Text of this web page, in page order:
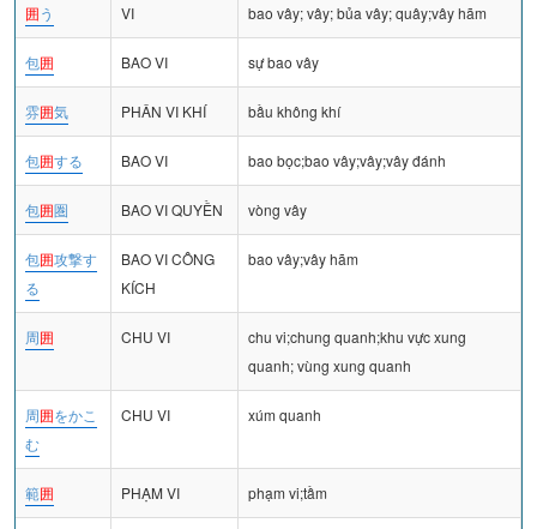
囲う VI bao vây; vây; bủa vây; quây;vây hãm
包囲 BAO VI sự bao vây
雰囲気 PHÂN VI KHÍ bầu không khí
包囲する BAO VI bao bọc;bao vây;vây;vây đánh
包囲圏 BAO VI QUYỀN vòng vây
包囲攻撃す
る
BAO VI CÔNG
KÍCH
bao vây;vây hãm
周囲 CHU VI
chu vi;chung quanh;khu vực xung
quanh; vùng xung quanh
周囲をかこ
む
CHU VI xúm quanh
範囲 PHẠM VI phạm vi;tầm